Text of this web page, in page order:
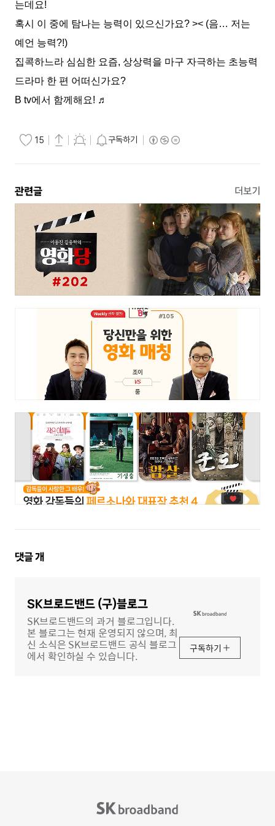
는데요!
혹시 이 중에 탐나는 능력이 있으신가요? >< (음… 저는
예언 능력?!)
집콕하느라 심심한 요즘, 상상력을 마구 자극하는 초능력
드라마 한 편 어떠신가요?
B tv에서 함께해요! ♬
15 구독하기
관련글 더보기
댓
댓글개
SK브로드밴드 (구)블로그
SK브로드밴드의 과거 블로그입니다.
본 블로그는 현재 운영되지 않으며, 최
신 소식은 SK브로드밴드 공식 블로그
에서 확인하실 수 있습니다.
구독하기